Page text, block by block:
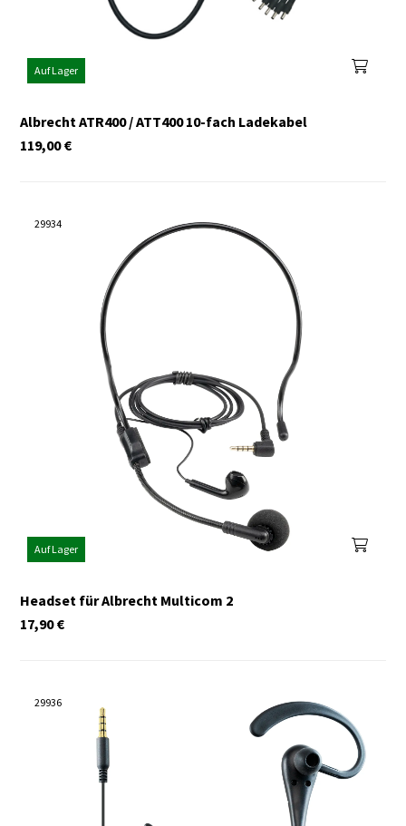
Auf Lager
Albrecht ATR400 / ATT400 10-fach Ladekabel
€
119,00
29934
Auf Lager
Headset für Albrecht Multicom 2
€
17,90
29936